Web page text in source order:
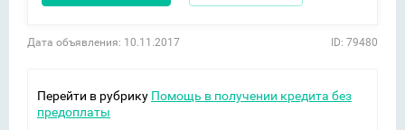
Дата объявления: 10.11.2017 ID: 79480
Перейти в рубрику Помощь в получении кредита без
предоплаты